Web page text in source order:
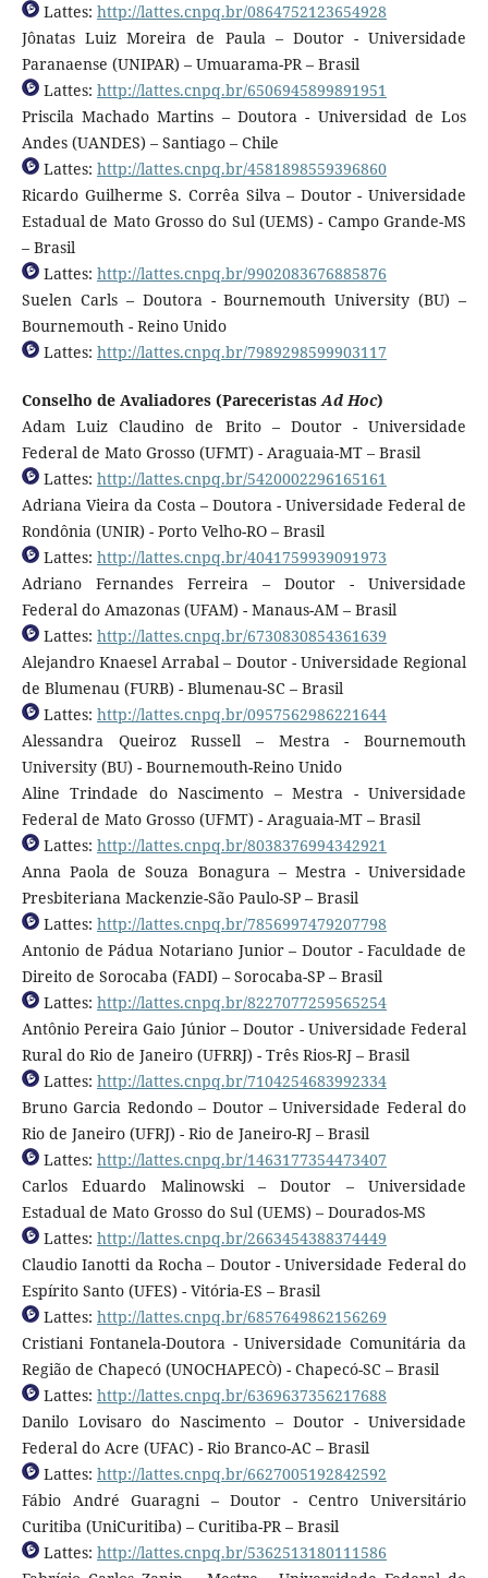
Lattes: http://lattes.cnpq.br/0864752123654928
Jônatas Luiz Moreira de Paula – Doutor - Universidade
Paranaense (UNIPAR) – Umuarama-PR – Brasil
Lattes: http://lattes.cnpq.br/6506945899891951
Priscila Machado Martins – Doutora - Universidad de Los
Andes (UANDES) – Santiago – Chile
Lattes: http://lattes.cnpq.br/4581898559396860
Ricardo Guilherme S. Corrêa Silva – Doutor - Universidade
Estadual de Mato Grosso do Sul (UEMS) - Campo Grande-MS
– Brasil
Lattes: http://lattes.cnpq.br/9902083676885876
Suelen Carls – Doutora - Bournemouth University (BU) –
Bournemouth - Reino Unido
Lattes: http://lattes.cnpq.br/7989298599903117
Conselho de Avaliadores (PareceristasAd Hoc)
Adam Luiz Claudino de Brito – Doutor - Universidade
Federal de Mato Grosso (UFMT) - Araguaia-MT – Brasil
Lattes: http://lattes.cnpq.br/5420002296165161
Adriana Vieira da Costa – Doutora - Universidade Federal de
Rondônia (UNIR) - Porto Velho-RO – Brasil
Lattes: http://lattes.cnpq.br/4041759939091973
Adriano Fernandes Ferreira – Doutor - Universidade
Federal do Amazonas (UFAM) - Manaus-AM – Brasil
Lattes: http://lattes.cnpq.br/6730830854361639
Alejandro Knaesel Arrabal – Doutor - Universidade Regional
de Blumenau (FURB) - Blumenau-SC – Brasil
Lattes: http://lattes.cnpq.br/0957562986221644
Alessandra Queiroz Russell – Mestra - Bournemouth
University (BU) - Bournemouth-Reino Unido
Aline Trindade do Nascimento – Mestra - Universidade
Federal de Mato Grosso (UFMT) - Araguaia-MT – Brasil
Lattes: http://lattes.cnpq.br/8038376994342921
Anna Paola de Souza Bonagura – Mestra - Universidade
Presbiteriana Mackenzie-São Paulo-SP – Brasil
Lattes: http://lattes.cnpq.br/7856997479207798
Antonio de Pádua Notariano Junior – Doutor - Faculdade de
Direito de Sorocaba (FADI) – Sorocaba-SP – Brasil
Lattes: http://lattes.cnpq.br/8227077259565254
Antônio Pereira Gaio Júnior – Doutor - Universidade Federal
Rural do Rio de Janeiro (UFRRJ) - Três Rios-RJ – Brasil
Lattes: http://lattes.cnpq.br/7104254683992334
Bruno Garcia Redondo – Doutor – Universidade Federal do
Rio de Janeiro (UFRJ) - Rio de Janeiro-RJ – Brasil
Lattes: http://lattes.cnpq.br/1463177354473407
Carlos Eduardo Malinowski – Doutor – Universidade
Estadual de Mato Grosso do Sul (UEMS) – Dourados-MS
Lattes: http://lattes.cnpq.br/2663454388374449
Claudio Ianotti da Rocha – Doutor - Universidade Federal do
Espírito Santo (UFES) - Vitória-ES – Brasil
Lattes: http://lattes.cnpq.br/6857649862156269
Cristiani Fontanela-Doutora - Universidade Comunitária da
Região de Chapecó (UNOCHAPECÒ) - Chapecó-SC – Brasil
Lattes: http://lattes.cnpq.br/6369637356217688
Danilo Lovisaro do Nascimento – Doutor - Universidade
Federal do Acre (UFAC) - Rio Branco-AC – Brasil
Lattes: http://lattes.cnpq.br/6627005192842592
Fábio André Guaragni – Doutor - Centro Universitário
Curitiba (UniCuritiba) – Curitiba-PR – Brasil
Lattes: http://lattes.cnpq.br/5362513180111586